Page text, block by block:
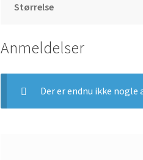
Størrelse
Anmeldelser
Der er endnu ikke nogle